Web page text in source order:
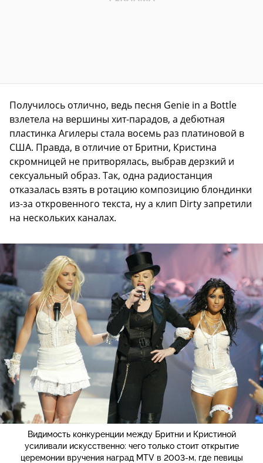
Получилось отлично, ведь песня Genie in a Bottle
взлетела на вершины хит-парадов, а дебютная
пластинка Агилеры стала восемь раз платиновой в
США. Правда, в отличие от Бритни, Кристина
скромницей не притворялась, выбрав дерзкий и
сексуальный образ. Так, одна радиостанция
отказалась взять в ротацию композицию блондинки
из-за откровенного текста, ну а клип Dirty запретили
на нескольких каналах.
Видимость конкуренции между Бритни и Кристиной
усиливали искусственно: чего только стоит открытие
церемонии вручения наград MTV в 2003-м, где певицы